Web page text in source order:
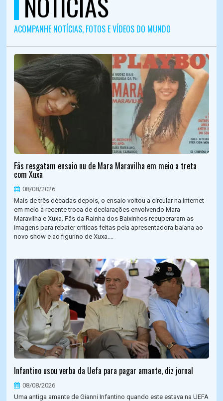
ACOMPANHE NOTÍCIAS, FOTOS E VÍDEOS DO MUNDO
Fãs resgatam ensaio nu de Mara Maravilha em meio a treta
com Xuxa
08/08/2026
Mais de três décadas depois, o ensaio voltou a circular na internet
em meio à recente troca de declarações envolvendo Mara
Maravilha e Xuxa. Fãs da Rainha dos Baixinhos recuperaram as
imagens para rebater críticas feitas pela apresentadora baiana ao
novo show e ao figurino de Xuxa....
Infantino usou verba da Uefa para pagar amante, diz jornal
08/08/2026
Uma antiga amante de Gianni Infantino quando este estava na UEFA